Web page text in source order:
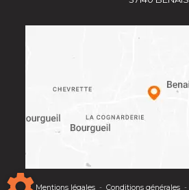
Mentions légales - Conditions générales -